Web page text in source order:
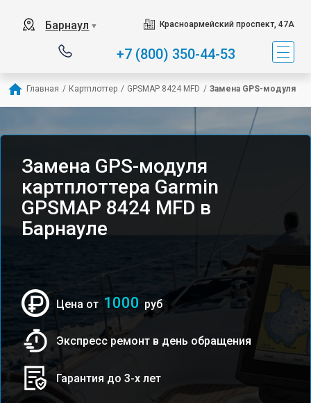
Барнаул ▼ Красноармейский проспект, 47А
+7 (800) 350-44-53
Главная / Картплоттер / GPSMAP 8424 MFD / Замена GPS-модуля
Замена GPS-модуля
картплоттера Garmin
GPSMAP 8424 MFD в
Барнауле
Цена от 1000 руб
Экспресс ремонт в день обращения
Гарантия до 3-х лет